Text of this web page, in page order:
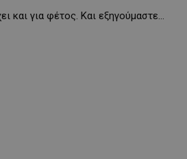
και για φέτος. Και εξηγούμαστε…